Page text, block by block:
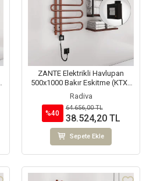
ZANTE Elektrikli Havlupan
500x1000 Bakır Eskitme (KTX1
Termostat) 200W Spiral Kablolu
Radiva
%40
64.656,00 TL
38.524,20 TL
Sepete Ekle